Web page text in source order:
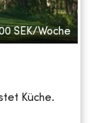
SEK/Woche
Küche.